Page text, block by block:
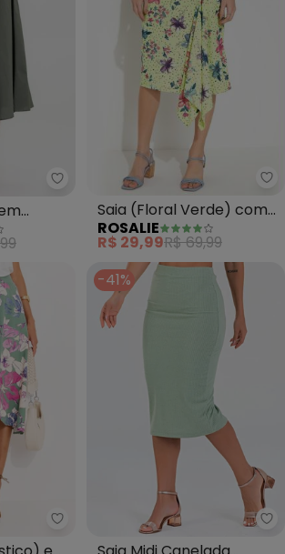
Rovitex - Saia Midi Evasê em
Saia (Floral Verde) com
Ponta
ROSALIE
R$ 29,99R$ 69,99
Quintess - Saia (Floral
-41%